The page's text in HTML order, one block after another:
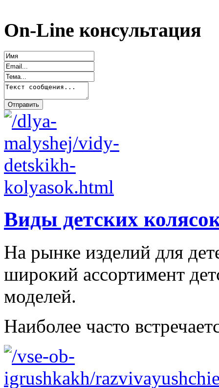
On-Line консультация
Виды детских
На рынке изделий для
широкий ассортимент
моделей.
Наиболее часто